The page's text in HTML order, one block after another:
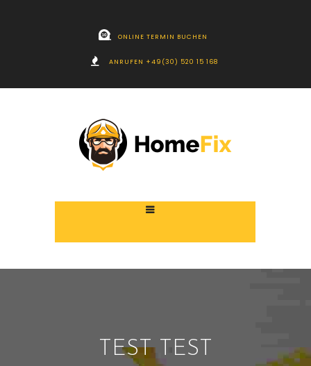
ONLINE TERMIN BUCHEN
ANRUFEN +49(30) 520 15 168
TEST TEST